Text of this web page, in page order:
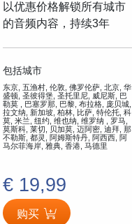
以优惠价格解锁所有城市
的音频内容，持续3年
包括城市
东京, 五渔村, 伦敦, 佛罗伦萨, 北京, 华
盛顿, 圣彼得堡, 圣托里尼, 威尼斯, 巴
勒莫 , 巴塞罗那, 巴黎, 布拉格, 庞贝城,
拉文纳, 新加坡, 柏林, 比萨, 特伦托, 科
莫, 米兰, 纽约, 维也纳, 维罗纳 , 罗马,
莫斯科, 莱切, 贝加莫, 迈阿密, 迪拜, 那
不勒斯, 都灵, 阿姆斯特丹, 阿西西, 阿
马尔菲海岸, 雅典, 香港, 马德里
€ 19,99
购买